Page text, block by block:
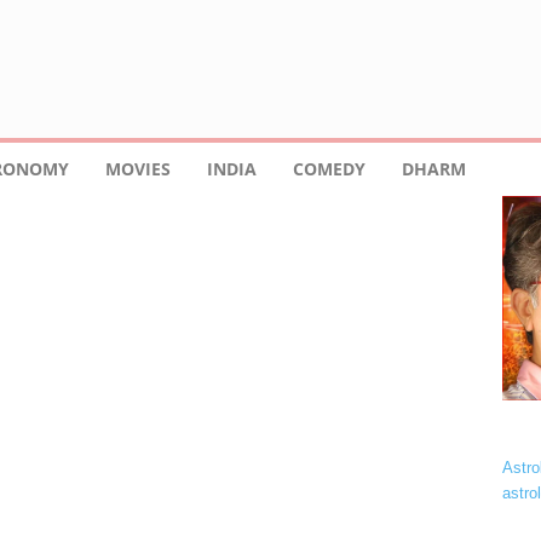
MOVIES INDIA COMEDY DHARM